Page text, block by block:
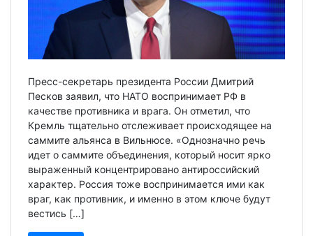
Пресс-секретарь президента России Дмитрий
Песков заявил, что НАТО воспринимает РФ в
качестве противника и врага. Он отметил, что
Кремль тщательно отслеживает происходящее на
саммите альянса в Вильнюсе. «Однозначно речь
идет о саммите объединения, который носит ярко
выраженный концентрировано антироссийский
характер. Россия тоже воспринимается ими как
враг, как противник, и именно в этом ключе будут
вестись […]